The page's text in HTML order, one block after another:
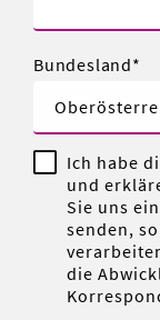
Bundesland
Ich habe
und
Sie uns
senden,
die